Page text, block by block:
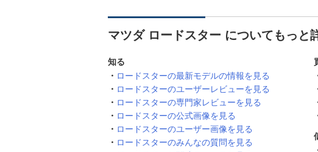
マツダ ロードスター についてもっと
知る
ロードスターの最新モデルの情報を見る
ロードスターのユーザーレビューを見る
ロードスターの専門家レビューを見る
ロードスターの公式画像を見る
ロードスターのユーザー画像を見る
ロードスターのみんなの質問を見る